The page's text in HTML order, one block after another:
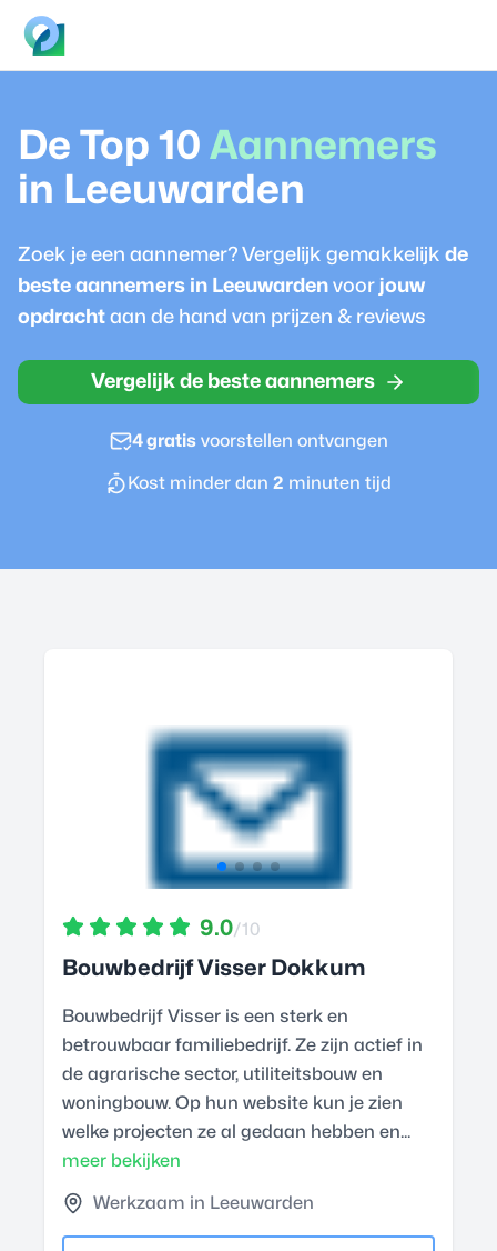
De Top 10 Aannemers
in Leeuwarden
Zoek je een aannemer? Vergelijk gemakkelijk de
beste aannemers in Leeuwarden voor jouw
opdracht aan de hand van prijzen & reviews
Vergelijk de beste aannemers
4 gratisvoorstellen ontvangen
Kost minder dan 2 minuten tijd
9.0/10
Bouwbedrijf Visser Dokkum
Bouwbedrijf Visser is een sterk en
betrouwbaar familiebedrijf. Ze zijn actief in
de agrarische sector, utiliteitsbouw en
woningbouw. Op hun website kun je zien
welke projecten ze al gedaan hebben en...
meer bekijken
Werkzaam in Leeuwarden